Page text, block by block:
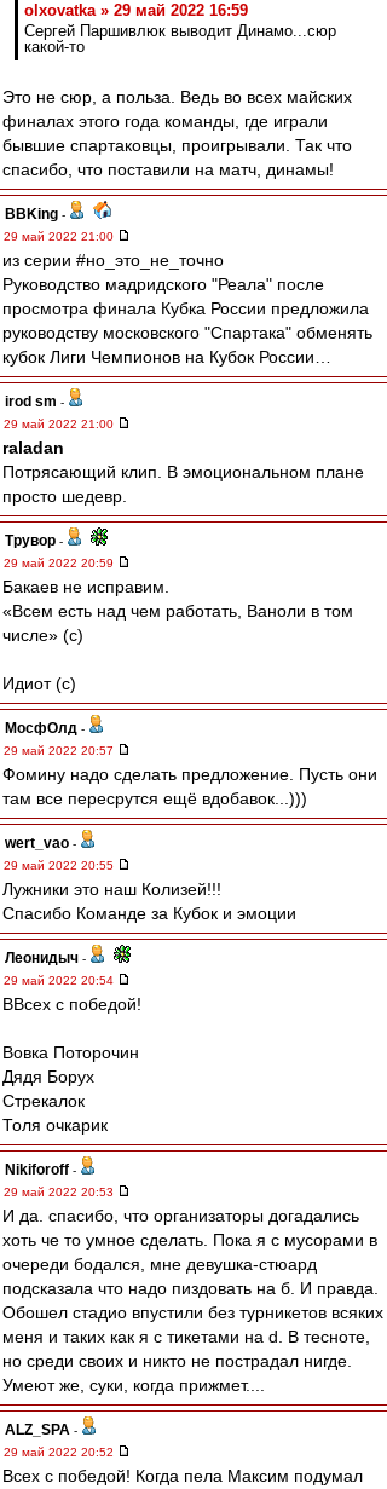
olxovatka » 29 май 2022 16:59
Сергей Паршивлюк выводит Динамо...сюр
какой-то
Это не сюр, а польза. Ведь во всех майских
финалах этого года команды, где играли
бывшие спартаковцы, проигрывали. Так что
спасибо, что поставили на матч, динамы!
BBKing -
29 май 2022 21:00
из серии #но_это_не_точно
Руководство мадридского "Реала" после
просмотра финала Кубка России предложила
руководству московского "Спартака" обменять
кубок Лиги Чемпионов на Кубок России…
irod sm -
29 май 2022 21:00
raladan
Потрясающий клип. В эмоциональном плане
просто шедевр.
Трувор -
29 май 2022 20:59
Бакаев не исправим.
«Всем есть над чем работать, Ваноли в том
числе» (с)
Идиот (с)
МосфОлд -
29 май 2022 20:57
Фомину надо сделать предложение. Пусть они
там все пересрутся ещё вдобавок...)))
wert_vao -
29 май 2022 20:55
Лужники это наш Колизей!!!
Спасибо Команде за Кубок и эмоции
Леонидыч -
29 май 2022 20:54
ВВсех с победой!
Вовка Поторочин
Дядя Борух
Стрекалок
Толя очкарик
Nikiforoff -
29 май 2022 20:53
И да. спасибо, что организаторы догадались
хоть че то умное сделать. Пока я с мусорами в
очереди бодался, мне девушка-стюард
подсказала что надо пиздовать на б. И правда.
Обошел стадио впустили без турникетов всяких
меня и таких как я с тикетами на d. В тесноте,
но среди своих и никто не пострадал нигде.
Умеют же, суки, когда прижмет....
ALZ_SPA -
29 май 2022 20:52
Всех с победой! Когда пела Максим подумал